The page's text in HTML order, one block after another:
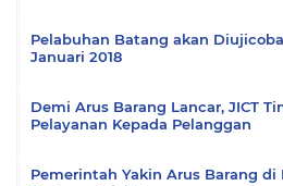
Pelabuhan Batang akan
Januari 2018
Demi Arus Barang Lancar, JICT
Pelayanan Kepada Pelanggan
Pemerintah Yakin Arus Barang di